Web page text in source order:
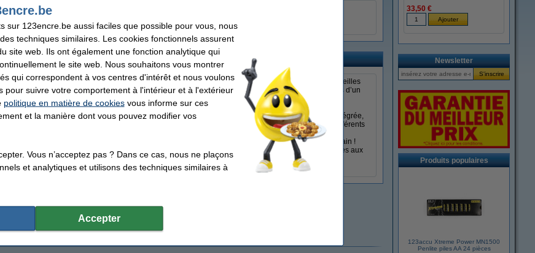
facilement et rapidement une corbeille à papier chez 123encre
avez le choix entre une finition en métal ou en polystyrène. La matière peut donc varier, mais les corbeilles
assortiment contient des corbeilles avec un volume de 15 à 18 litres. Ces poubelles ne disposent pas d’un
à la corbeille à papier ouverte.
plusieurs couleurs, formats et matières. Certaines de ces corbeilles sont équipées d’une poignée intégrée,
poubelle. Achetez vos
à prix avantageux chez 123encre, nous les proposons en différents
de nos corbeilles à papier colorées. Commandé les jours ouvrables avant 23h59, livré le lendemain !
votre commande ? Consultez notre page
‘Questions et réponses’
Vous y trouverez les réponses aux
entendu, notreservice clients sera également heureux de vous aider.
33,50 €
Newsletter
Produits populaires
123accu Xtreme Power MN1500
Penlite piles AA 24 pièces
sur 123encre.be aussi faciles que possible pour vous, nous
techniques similaires. Les cookies fonctionnels assurent
site web. Ils ont également une fonction analytique qui
le site web. Nous souhaitons vous montrer
qui correspondent à vos centres d'intérêt et nous voulons
pour suivre votre comportement à l'intérieur et à l'extérieur
politique en matière de cookiesvous informe sur ces
et la manière dont vous pouvez modifier vos
Vous n’acceptez pas ? Dans ce cas, nous ne plaçons
et analytiques et utilisons des techniques similaires à
Accepter